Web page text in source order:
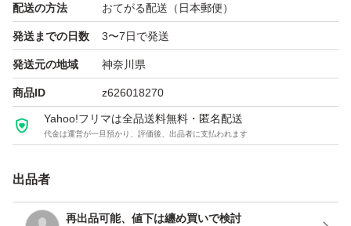
配送の方法 おてがる配送（日本郵便）
発送までの日数 3〜7日で発送
発送元の地域 神奈川県
商品ID z626018270
Yahoo!フリマは全品送料無料・匿名配送
代金は運営が一旦預かり、評価後、出品者に支払われます
出品者
再出品可能、値下は纏め買いで検討